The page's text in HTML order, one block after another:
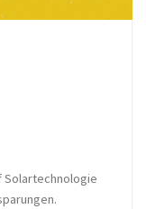
Solartechnologie